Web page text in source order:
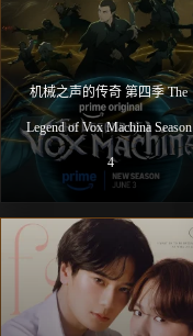
机械之声的传奇 第四季 The
Legend of Vox Machina Season
4